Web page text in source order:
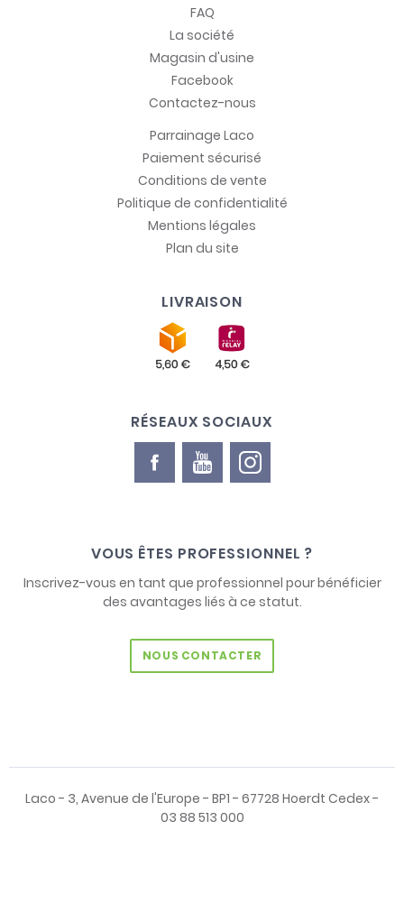
FAQ
La société
Magasin d'usine
Facebook
Contactez-nous
Parrainage Laco
Paiement sécurisé
Conditions de vente
Politique de confidentialité
Mentions légales
Plan du site
LIVRAISON
RÉSEAUX SOCIAUX
VOUS ÊTES PROFESSIONNEL ?
Inscrivez-vous en tant que professionnel pour bénéficier
des avantages liés à ce statut.
NOUS CONTACTER
Laco - 3, Avenue de l'Europe - BP1 - 67728 Hoerdt Cedex -
03 88 513 000